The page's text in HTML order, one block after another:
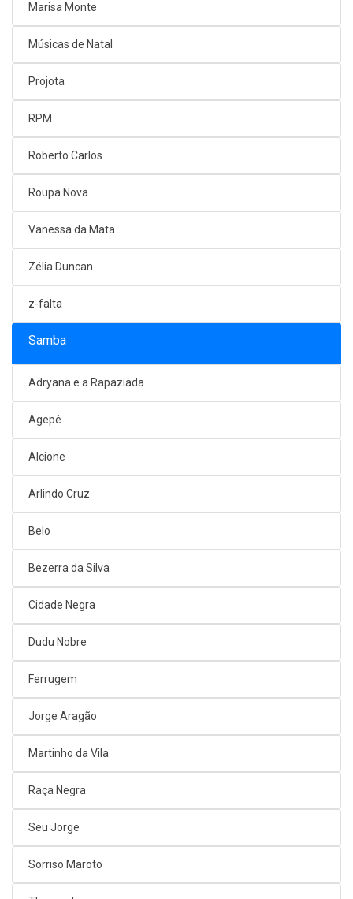
Marisa Monte
Músicas de Natal
Projota
RPM
Roberto Carlos
Roupa Nova
Vanessa da Mata
Zélia Duncan
z-falta
Samba
Adryana e a Rapaziada
Agepê
Alcione
Arlindo Cruz
Belo
Bezerra da Silva
Cidade Negra
Dudu Nobre
Ferrugem
Jorge Aragão
Martinho da Vila
Raça Negra
Seu Jorge
Sorriso Maroto